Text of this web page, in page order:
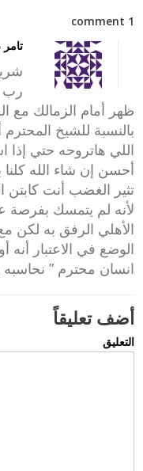
1 comment
رب
ظهر أمام الزمالك مع
بالنسبة للشيخ
اللي هاتروحه حتي
أحسن إن شاء الله
تثير الغضب أنت كابتن
لأنه لم يتمسك بفرصة
الأهلي الرفق به لكن
الوضع في الاعتبار
انسان محترم ”
أضف تعليقاً
التعليق